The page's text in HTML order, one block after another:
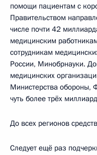
помощи пациентам с
Правительством
числе почти 42
медицинским
сотрудникам
России, Минобрнауки.
медицинских
Министерства обороны,
чуть более трёх
До всех регионов
Следует ещё раз